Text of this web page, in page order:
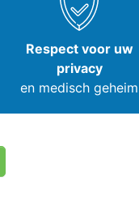
Respect voor uw
privacy
en medisch geheim